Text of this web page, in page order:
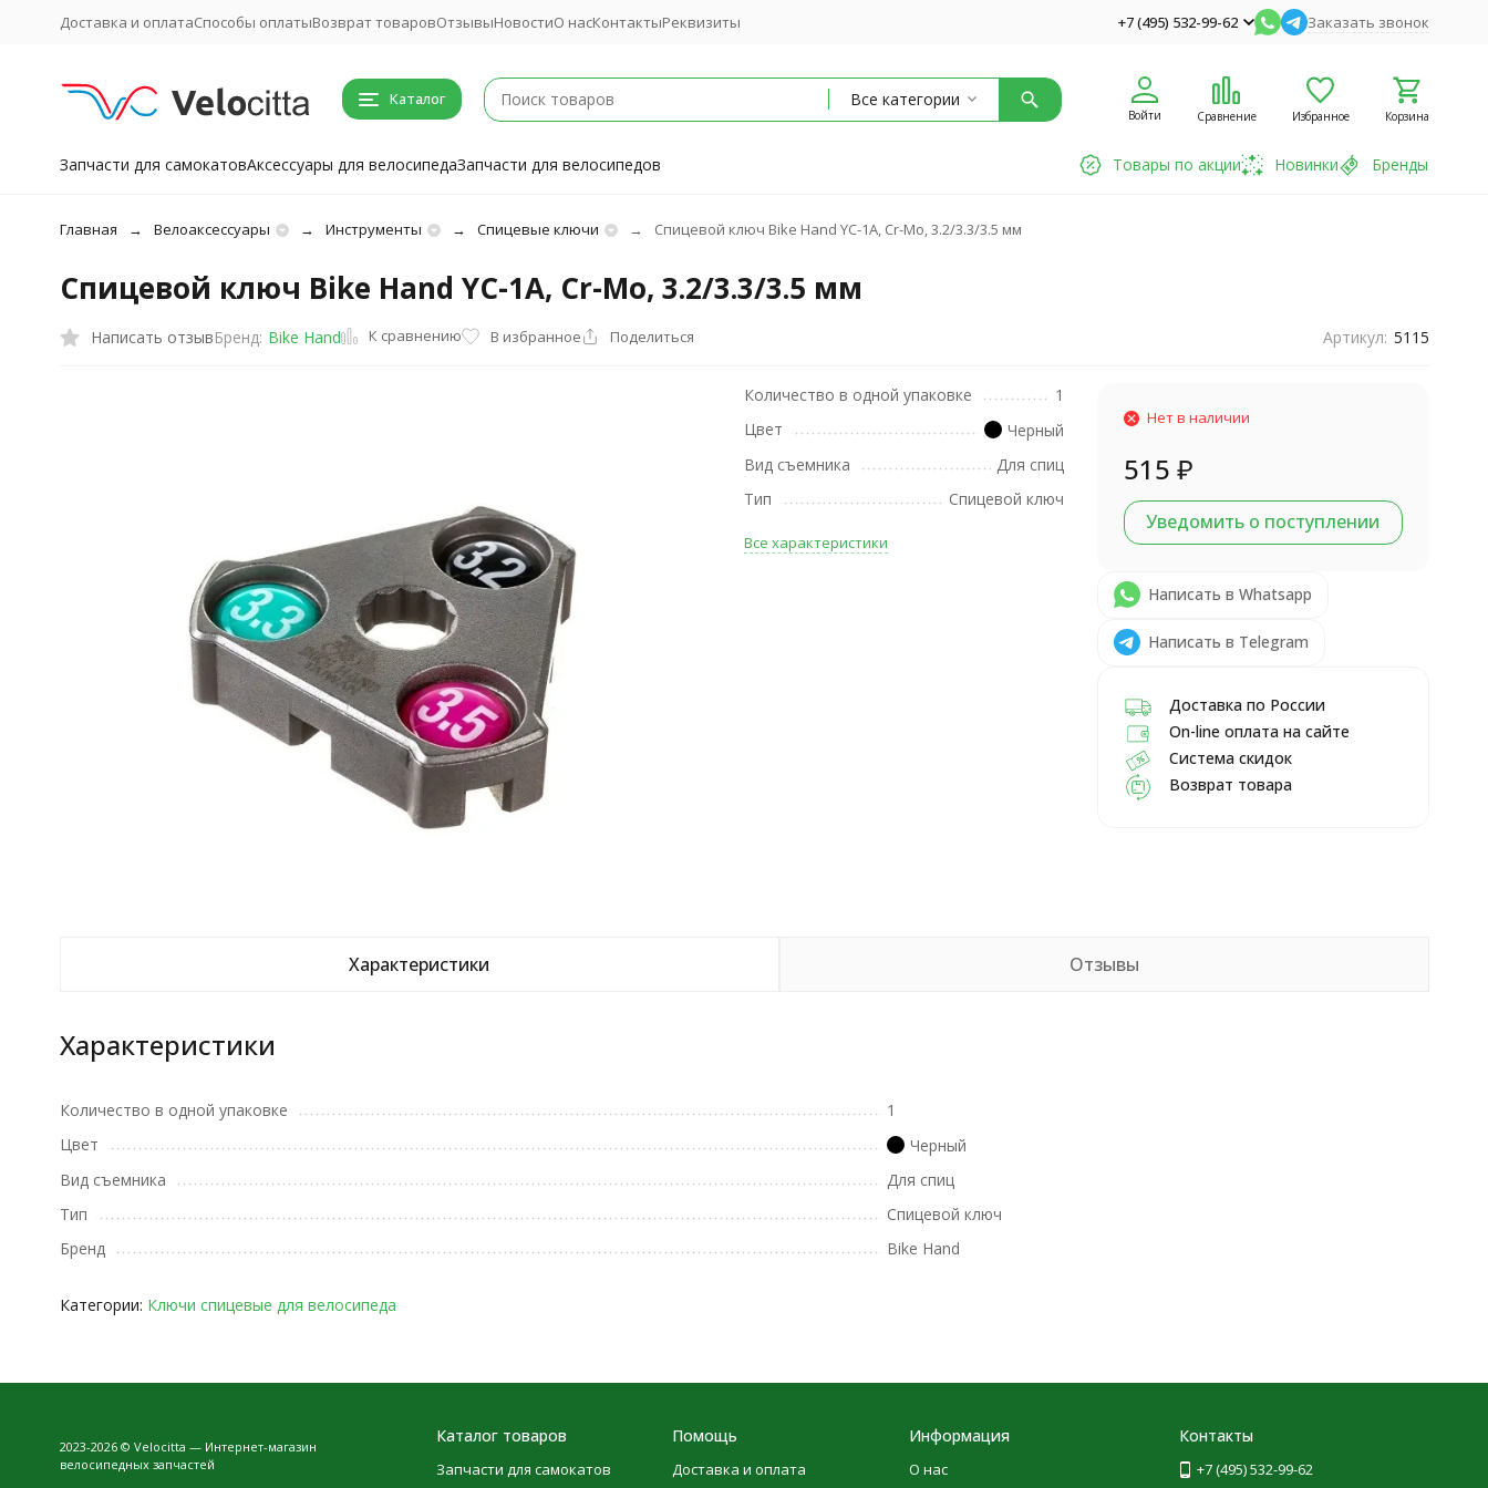
Доставка и оплатаСпособы оплатыВозврат товаровОтзывыНовостиО насКонтактыРеквизиты +7 (495) 532-99-62 Заказать звонок
Каталог Все категории
Войти Сравнение Избранное Корзина
Запчасти для самокатовАксессуары для велосипедаЗапчасти для велосипедов Товары по акции Новинки Бренды
Главная Велоаксессуары Инструменты Спицевые ключи Спицевой ключ Bike Hand YC-1A, Cr-Mo, 3.2/3.3/3.5 мм
Спицевой ключ Bike Hand YC-1A, Cr-Mo, 3.2/3.3/3.5 мм
Написать отзывБренд: Bike Hand К сравнению В избранное Поделиться Артикул: 5115
Количество в одной упаковке
1
Цвет
Черный
Вид съемника
Для спиц
Тип
Спицевой ключ
Все характеристики
Нет в наличии
515 ₽
Уведомить о поступлении
Написать в Whatsapp
Написать в Telegram
Доставка по России
On-line оплата на сайте
Система скидок
Возврат товара
Характеристики Отзывы
Характеристики
Количество в одной упаковке
1
Цвет
Черный
Вид съемника
Для спиц
Тип
Спицевой ключ
Бренд
Bike Hand
Категории: Ключи спицевые для велосипеда
2023-2026 © Velocitta — Интернет-магазин
велосипедных запчастей
Каталог товаров
Запчасти для самокатов
Помощь
Доставка и оплата
Информация
О нас
Контакты
+7 (495) 532-99-62